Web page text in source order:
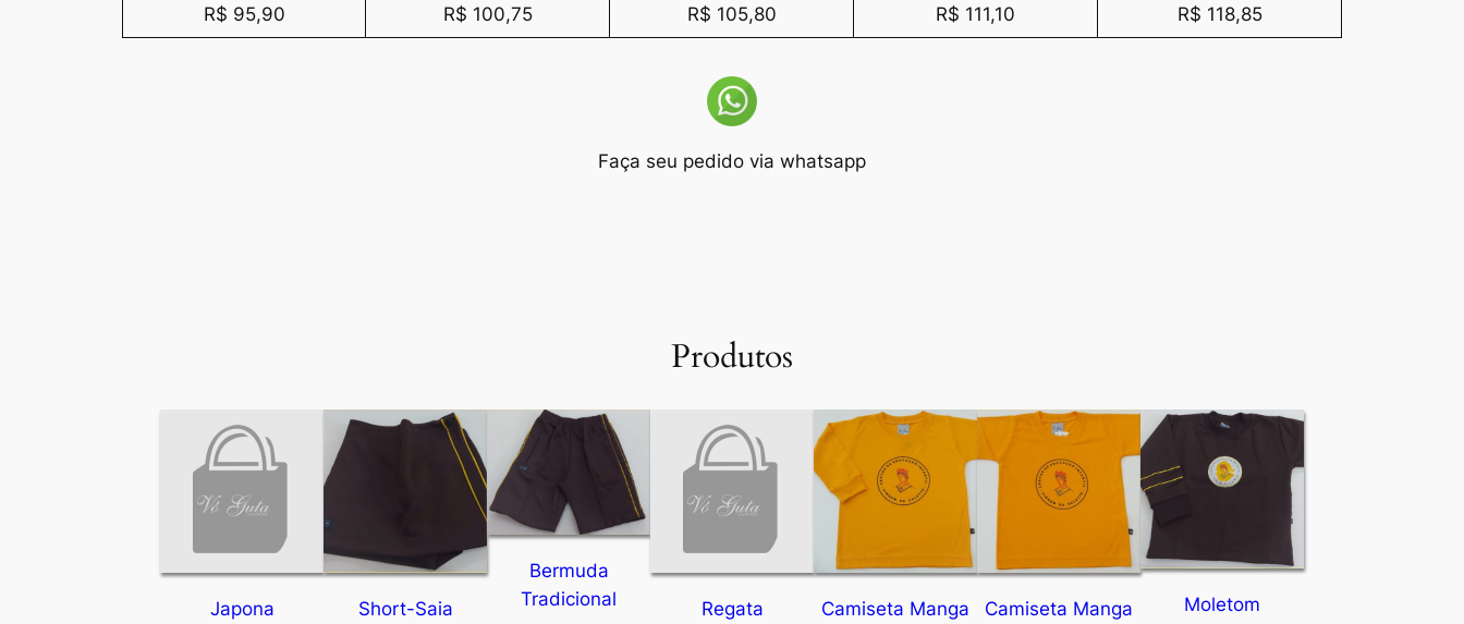
R$ 95,90 R$ 100,75 R$ 105,80 R$ 111,10 R$ 118,85
Faça seu pedido via whatsapp
Produtos
Japona
Short-Saia
Bermuda
Tradicional
Regata
Camiseta Manga
Camiseta Manga
Moletom